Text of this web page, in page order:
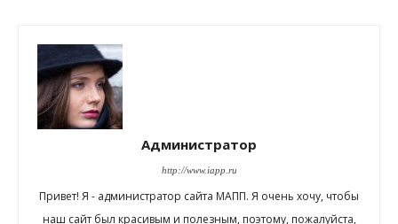
Администратор
http://www.iapp.ru
Привет! Я - администратор сайта МАПП. Я очень хочу, чтобы
наш сайт был красивым и полезным, поэтому, пожалуйста,